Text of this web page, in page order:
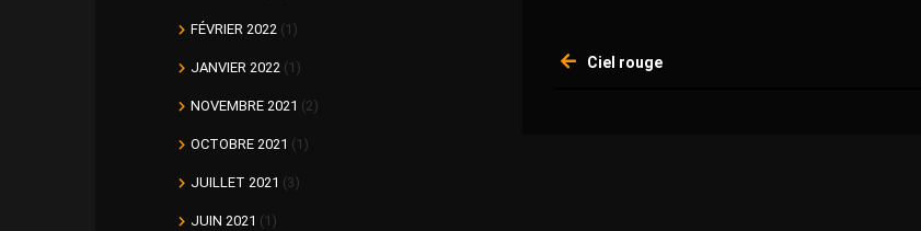
deCiel rouge
FÉVRIER 2022 (1)
JANVIER 2022 (1)
NOVEMBRE 2021 (2)
OCTOBRE 2021 (1)
JUILLET 2021 (3)
JUIN 2021 (1)